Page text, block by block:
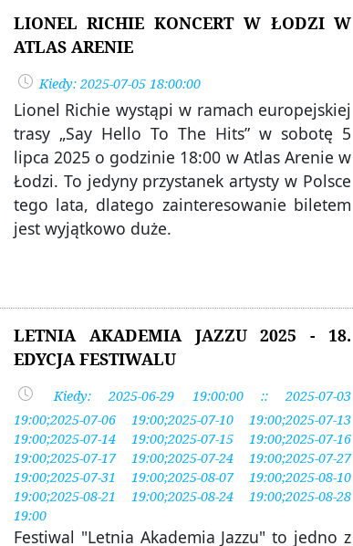
LIONEL RICHIE KONCERT W ŁODZI W
ATLAS ARENIE
Kiedy: 2025-07-05 18:00:00
Lionel Richie wystąpi w ramach europejskiej
trasy „Say Hello To The Hits” w sobotę 5
lipca 2025 o godzinie 18:00 w Atlas Arenie w
Łodzi. To jedyny przystanek artysty w Polsce
tego lata, dlatego zainteresowanie biletem
jest wyjątkowo duże.
LETNIA AKADEMIA JAZZU 2025 - 18.
EDYCJA FESTIWALU
Kiedy: 2025-06-29 19:00:00 :: 2025-07-03
19:00;2025-07-06 19:00;2025-07-10 19:00;2025-07-13
19:00;2025-07-14 19:00;2025-07-15 19:00;2025-07-16
19:00;2025-07-17 19:00;2025-07-24 19:00;2025-07-27
19:00;2025-07-31 19:00;2025-08-07 19:00;2025-08-10
19:00;2025-08-21 19:00;2025-08-24 19:00;2025-08-28
19:00
Festiwal "Letnia Akademia Jazzu" to jedno z